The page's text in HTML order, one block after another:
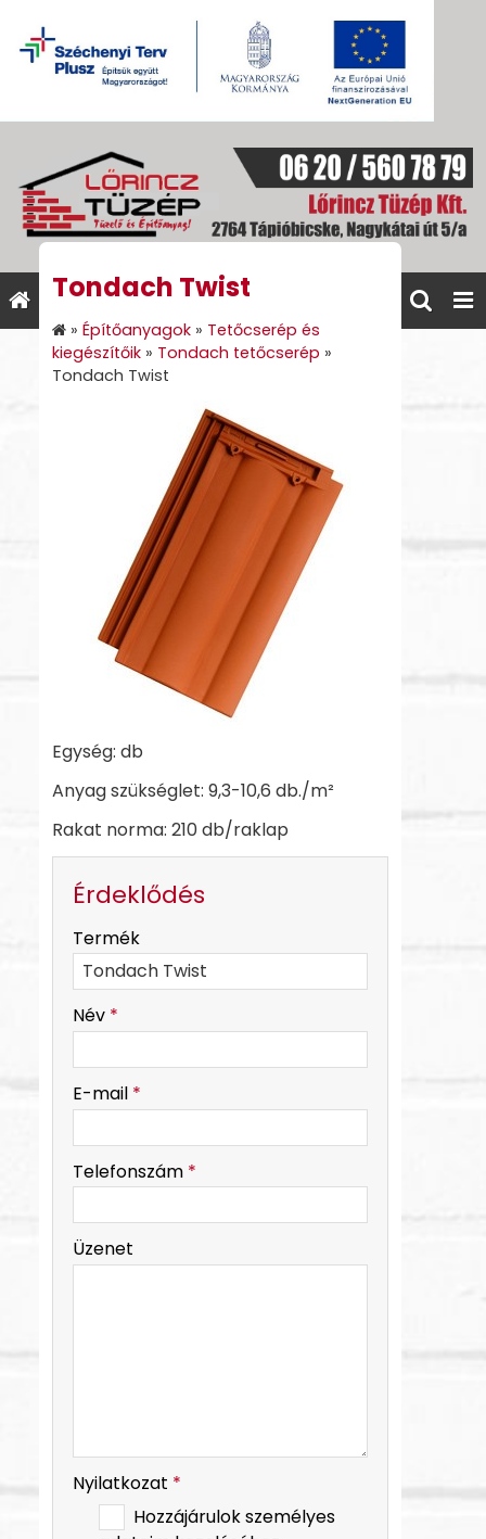
Tondach Twist
» Építőanyagok » Tetőcserép és
kiegészítőik » Tondach tetőcserép »
Tondach Twist
Egység: db
Anyag szükséglet: 9,3-10,6 db./m²
Rakat norma: 210 db/raklap
Érdeklődés
-
Termék
Név *
E-mail *
Telefonszám *
Üzenet
Nyilatkozat *
Hozzájárulok személyes